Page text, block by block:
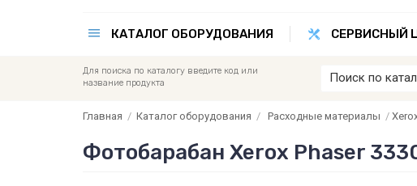
КАТАЛОГ ОБОРУДОВАНИЯ СЕРВИСНЫЙ
Для поиска по каталогу введите код или
название продукта
Главная / Каталог оборудования / Расходные материалы /
Фотобарабан Xerox Phaser